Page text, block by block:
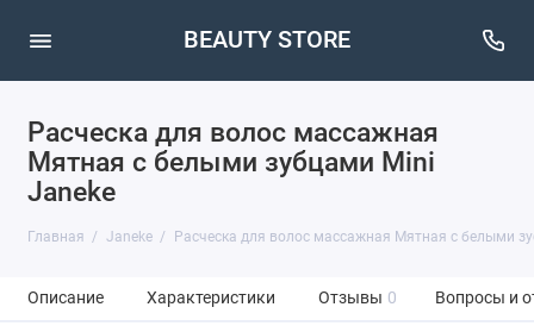
BEAUTY STORE
Расческа для волос массажная
Мятная с белыми зубцами Mini
Janeke
Главная Janeke Расческа для волос массажная Мятная с белыми
Описание Характеристики Отзывы 0 Вопросы и